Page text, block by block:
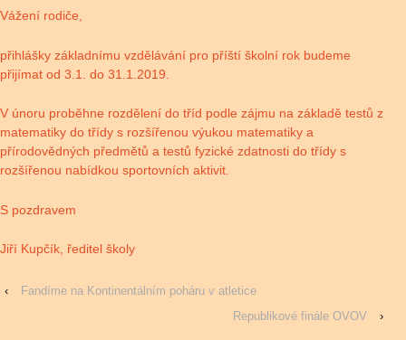
Vážení rodiče,
přihlášky základnímu vzdělávání pro příští školní rok budeme
přijímat od 3.1. do 31.1.2019.
V únoru proběhne rozdělení do tříd podle zájmu na základě testů z
matematiky do třídy s rozšířenou výukou matematiky a
přírodovědných předmětů a testů fyzické zdatnosti do třídy s
rozšířenou nabídkou sportovních aktivit.
S pozdravem
Jiří Kupčík, ředitel školy
‹
Fandíme na Kontinentálním poháru v atletice
Republikové finále OVOV
›